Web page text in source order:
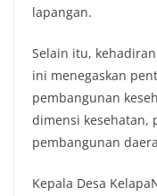
lapangan.
‎‎Selain itu,
ini menegaskan
pembangunan
dimensi kesehatan,
pembangunan
‎‎Kepala Desa